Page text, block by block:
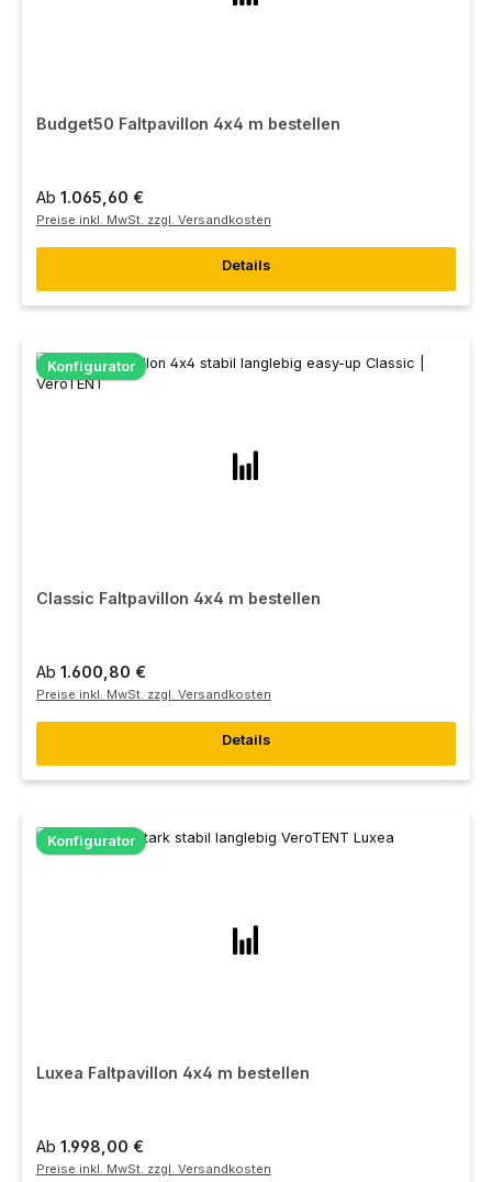
Budget50 Faltpavillon 4x4 m bestellen
Ab 1.065,60 €
Preise inkl. MwSt. zzgl. Versandkosten
Details
Konfigurator
Classic Faltpavillon 4x4 m bestellen
Ab 1.600,80 €
Preise inkl. MwSt. zzgl. Versandkosten
Details
Konfigurator
Luxea Faltpavillon 4x4 m bestellen
Ab 1.998,00 €
Preise inkl. MwSt. zzgl. Versandkosten